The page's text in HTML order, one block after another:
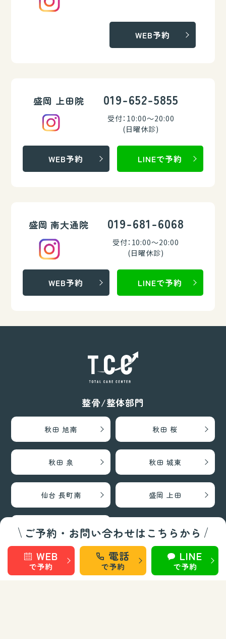
ご予約・お問い合わせはこちらから
WEB
で予約
電話
で予約
LINE
で予約
WEB予約
盛岡 上田院 019-652-5855
受付：10:00～20:00
(日曜休診)
WEB予約 LINEで予約
盛岡 南大通院 019-681-6068
受付：10:00～20:00
(日曜休診)
WEB予約 LINEで予約
整骨/整体部門
秋田 旭南 秋田 桜
秋田 泉 秋田 城東
仙台 長町南 盛岡 上田
盛岡 南大通
巻き爪矯正・フットケア部門